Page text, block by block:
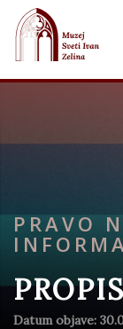
PRAVO
Datum objave: